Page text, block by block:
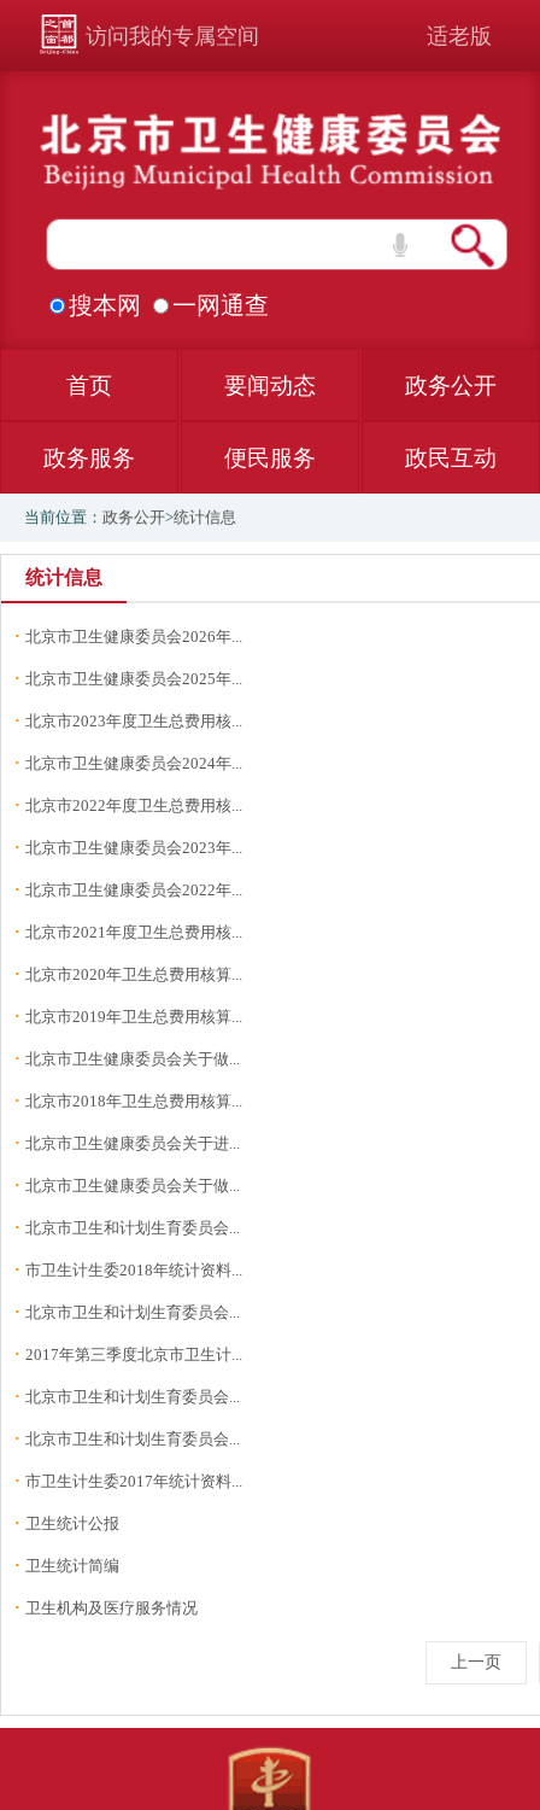
访问我的专属空间 适老版
搜本网 一网通查
首页 要闻动态 政务公开
政务服务 便民服务 政民互动
当前位置： 政务公开>统计信息
统计信息
· 北京市卫生健康委员会2026年...
· 北京市卫生健康委员会2025年...
· 北京市2023年度卫生总费用核...
· 北京市卫生健康委员会2024年...
· 北京市2022年度卫生总费用核...
· 北京市卫生健康委员会2023年...
· 北京市卫生健康委员会2022年...
· 北京市2021年度卫生总费用核...
· 北京市2020年卫生总费用核算...
· 北京市2019年卫生总费用核算...
· 北京市卫生健康委员会关于做...
· 北京市2018年卫生总费用核算...
· 北京市卫生健康委员会关于进...
· 北京市卫生健康委员会关于做...
· 北京市卫生和计划生育委员会...
· 市卫生计生委2018年统计资料...
· 北京市卫生和计划生育委员会...
· 2017年第三季度北京市卫生计...
· 北京市卫生和计划生育委员会...
· 北京市卫生和计划生育委员会...
· 市卫生计生委2017年统计资料...
· 卫生统计公报
· 卫生统计简编
· 卫生机构及医疗服务情况
上一页